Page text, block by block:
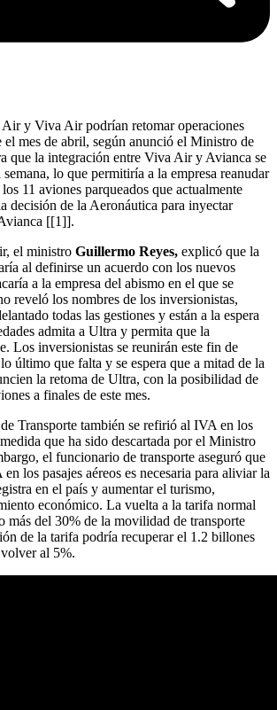
y Viva Air podrían retomar operaciones
el mes de abril, según anunció el Ministro de
que la integración entre Viva Air y Avianca se
lo que permitiría a la empresa reanudar
11 aviones parqueados que actualmente
decisión de la Aeronáutica para inyectar
[[1]].
el ministro Guillermo Reyes, explicó que la
al definirse un acuerdo con los nuevos
a la empresa del abismo en el que se
reveló los nombres de los inversionistas,
todas las gestiones y están a la espera
admita a Ultra y permita que la
Los inversionistas se reunirán este fin de
último que falta y se espera que a mitad de la
la retoma de Ultra, con la posibilidad de
a finales de este mes.
Transporte también se refirió al IVA en los
que ha sido descartada por el Ministro
el funcionario de transporte aseguró que
los pasajes aéreos es necesaria para aliviar la
en el país y aumentar el turismo,
económico. La vuelta a la tarifa normal
más del 30% de la movilidad de transporte
de la tarifa podría recuperar el 1.2 billones
volver al 5%.